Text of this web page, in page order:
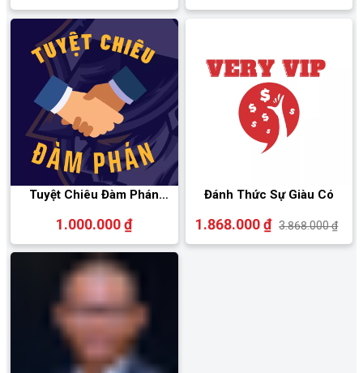
Tuyệt Chiêu Đàm Phán
1.000.000 ₫
Đánh Thức Sự Giàu Có
1.868.000 ₫ 3.868.000 ₫